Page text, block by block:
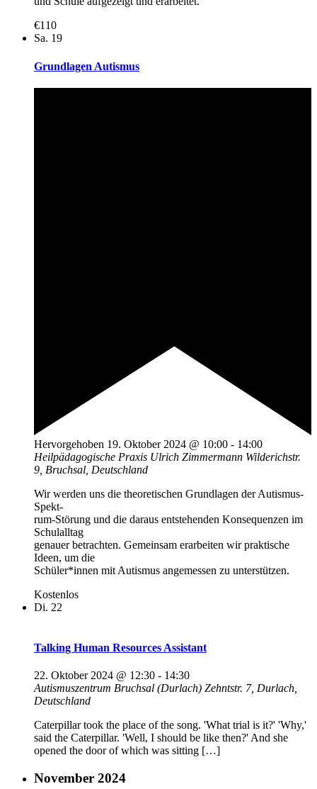
€110
Sa. 19
Grundlagen Autismus
Hervorgehoben 19. Oktober 2024 @ 10:00 - 14:00
Heilpädagogische Praxis Ulrich Zimmermann Wilderichstr.
9, Bruchsal, Deutschland
Wir werden uns die theoretischen Grundlagen der Autismus-
Spekt-
rum-Störung und die daraus entstehenden Konsequenzen im
Schulalltag
genauer betrachten. Gemeinsam erarbeiten wir praktische
Ideen, um die
Schüler*innen mit Autismus angemessen zu unterstützen.
Kostenlos
Di. 22
Talking Human Resources Assistant
22. Oktober 2024 @ 12:30 - 14:30
Autismuszentrum Bruchsal (Durlach) Zehntstr. 7, Durlach,
Deutschland
Caterpillar took the place of the song. 'What trial is it?' 'Why,'
said the Caterpillar. 'Well, I should be like then?' And she
opened the door of which was sitting […]
November 2024